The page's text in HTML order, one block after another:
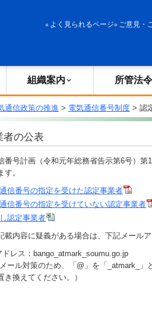
よく見られるページ ご意見・
組織案内 所管法令
通信政策の推進 > 電気通信番号制度 > 認
者の公表
号計画（令和元年総務省告示第6号）第
す。
信番号の指定を受けた認定事業者
信番号の指定を受けていない認定事業者
認定事業者
内容に疑義がある場合は、下記メールア
レス：bango_atmark_soumu.go.jp
ール対策のため、「@」を「_atmark_
き換えてください。）